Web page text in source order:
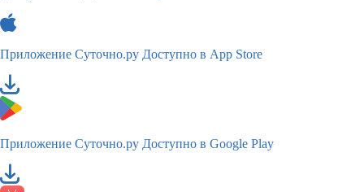
Приложение Суточно.ру Доступно в App Store
Приложение Суточно.ру Доступно в Google Play